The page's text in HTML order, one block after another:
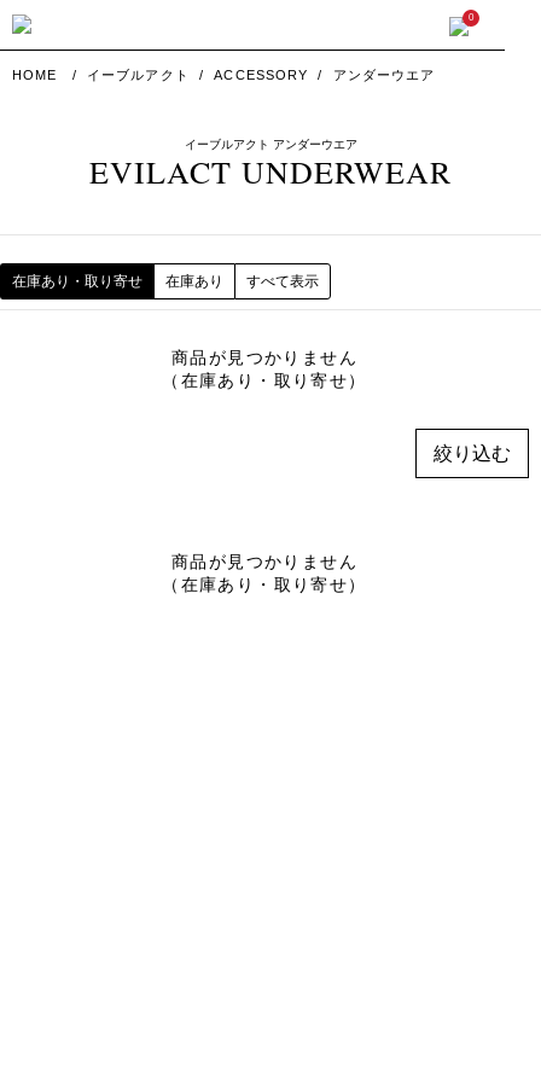
0
HOME イーブルアクト ACCESSORY アンダーウエア
イーブルアクト アンダーウエア
EVILACT UNDERWEAR
在庫あり・取り寄せ 在庫あり すべて表示
商品が見つかりません
（在庫あり・取り寄せ）
絞り込む
商品が見つかりません
（在庫あり・取り寄せ）